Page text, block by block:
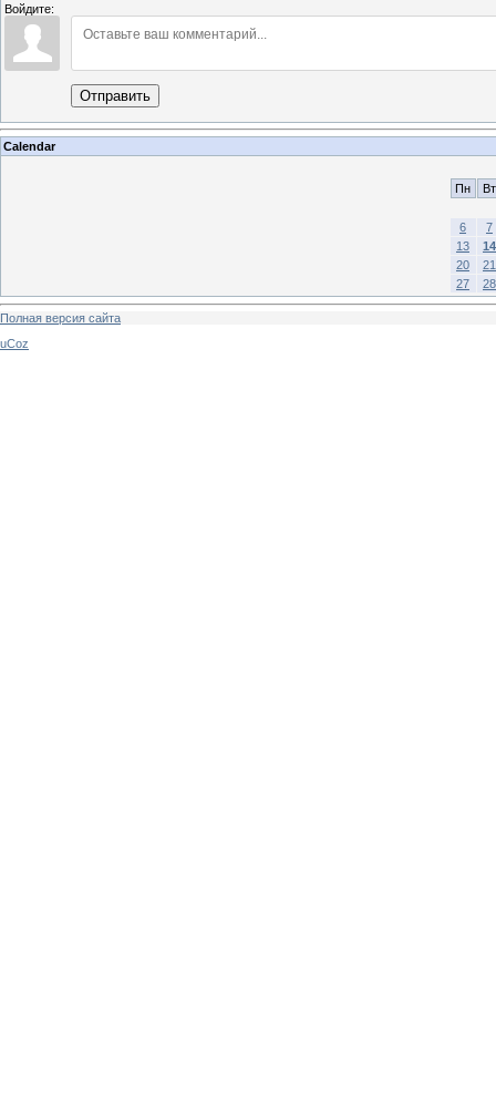
Войдите:
Отправить
Calendar
Пн Вт
6
7
13
14
20
21
27
28
Полная версия сайта
uCoz